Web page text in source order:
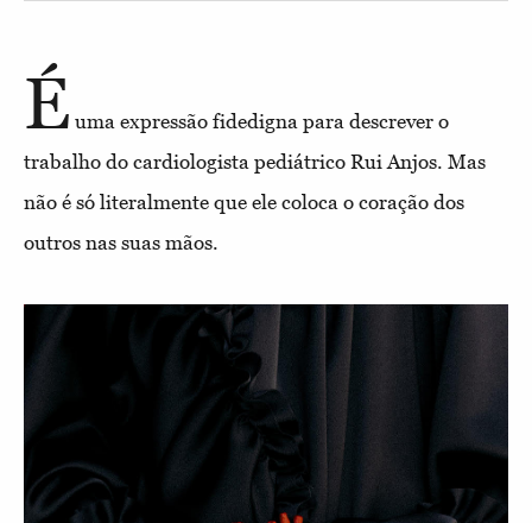
É uma expressão fidedigna para descrever o
trabalho do cardiologista pediátrico Rui Anjos. Mas
não é só literalmente que ele coloca o coração dos
outros nas suas mãos.